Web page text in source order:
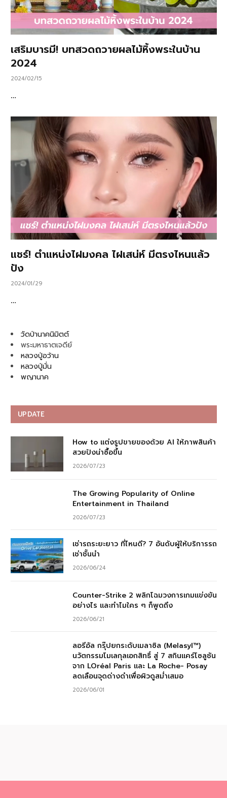
เสริมบารมี! บทสวดถวายผลไม้หิ้งพระในบ้าน
2024
2024/02/15
…
แชร์! ตำแหน่งไฝมงคล ไฝเสน่ห์ มีตรงไหนแล้ว
ปัง
2024/01/29
…
วัดป่านาคนิมิตต์
พระมหาธาตเจดีย์
หลวงปู่อว้าน
หลวงปู่มั่น
พญานาค
UPDATE
How to แต่งรูปขายของด้วย AI ให้ภาพสินค้า
สวยปังน่าซื้อขึ้น
2026/07/23
The Growing Popularity of Online
Entertainment in Thailand
2026/07/23
เช่ารถระยะยาว ที่ไหนดี? 7 อันดับผู้ให้บริการรถ
เช่าชั้นนำ
2026/06/24
Counter-Strike 2 พลิกโฉมวงการเกมแข่งขัน
อย่างไร และทำไมใคร ๆ ก็พูดถึง
2026/06/21
ลอรีอัล กรุ๊ปยกระดับเมลาซิล (Melasyl™)
นวัตกรรมโมเลกุลเอกสิทธิ์ สู่ 7 สกินแคร์โซลูชัน
จาก LOréal Paris และ La Roche- Posay
ลดเลือนจุดด่างดำเพื่อผิวดูสม่ำเสมอ
2026/06/01